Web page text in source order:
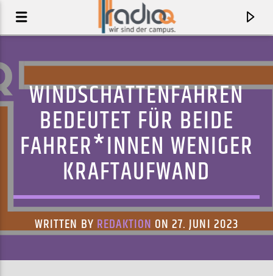
AKTUELLER TRACK
KAT KIT
WINDSCHATTENFAHREN
BEDEUTET FÜR BEIDE
FAHRER*INNEN WENIGER
KRAFTAUFWAND
WRITTEN BY REDAKTION ON 27. JUNI 2023